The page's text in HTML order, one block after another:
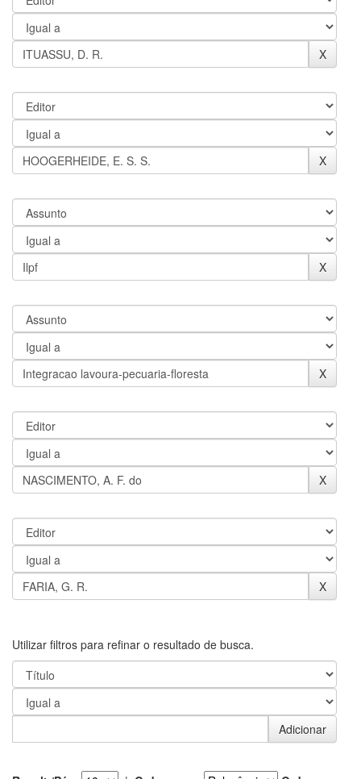
Utilizar filtros para refinar o resultado de busca.